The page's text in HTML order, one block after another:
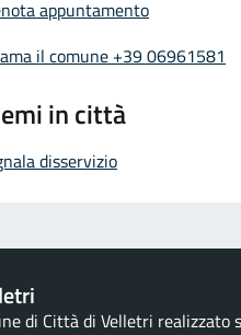
appuntamento
il comune +39 06961581
in città
disservizio
di Città di Velletri